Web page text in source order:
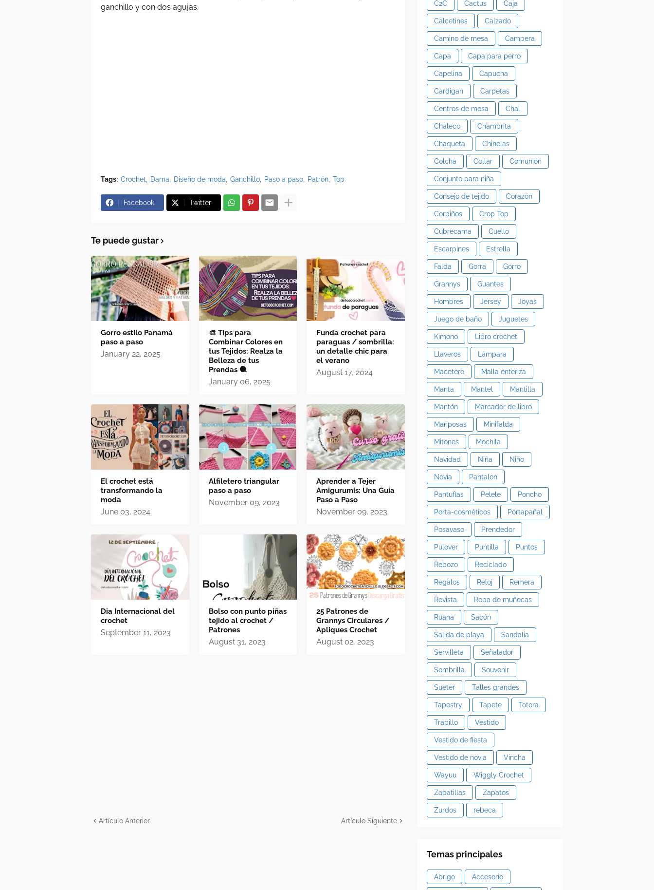
ganchillo y con dos agujas.
Tags: Crochet Dama Diseño de moda Ganchillo Paso a paso Patrón Top
Facebook Twitter
Te puede gustar
Gorro estilo Panamá
paso a paso
January 22, 2025
🎨 Tips para
Combinar Colores en
tus Tejidos: Realza la
Belleza de tus
Prendas 🧶
January 06, 2025
Funda crochet para
paraguas / sombrilla:
un detalle chic para
el verano
August 17, 2024
El crochet está
transformando la
moda
June 03, 2024
Alfiletero triangular
paso a paso
November 09, 2023
Aprender a Tejer
Amigurumis: Una Guía
Paso a Paso
November 09, 2023
Dia Internacional del
crochet
September 11, 2023
Bolso con punto piñas
tejido al crochet /
Patrones
August 31, 2023
25 Patrones de
Grannys Circulares /
Apliques Crochet
August 02, 2023
Artículo Anterior Artículo Siguiente
C2C Cactus Caja
Calcetines Calzado
Camino de mesa Campera
Capa Capa para perro
Capelina Capucha
Cardigan Carpetas
Centros de mesa Chal
Chaleco Chambrita
Chaqueta Chinelas
Colcha Collar Comunión
Conjunto para niña
Consejo de tejido Corazón
Corpiños Crop Top
Cubrecama Cuello
Escarpines Estrella
Falda Gorra Gorro
Grannys Guantes
Hombres Jersey Joyas
Juego de baño Juguetes
Kimono Libro crochet
Llaveros Lámpara
Macetero Malla enteriza
Manta Mantel Mantilla
Mantón Marcador de libro
Mariposas Minifalda
Mitones Mochila
Navidad Niña Niño
Novia Pantalon
Pantuflas Pelele Poncho
Porta-cosméticos Portapañal
Posavaso Prendedor
Pulover Puntilla Puntos
Rebozo Reciclado
Regalos Reloj Remera
Revista Ropa de muñecas
Ruana Sacón
Salida de playa Sandalia
Servilleta Señalador
Sombrilla Souvenir
Sueter Talles grandes
Tapestry Tapete Totora
Trapillo Vestido
Vestido de fiesta
Vestido de novia Vincha
Wayuu Wiggly Crochet
Zapatillas Zapatos
Zurdos rebeca
Temas principales
Abrigo Accesorio